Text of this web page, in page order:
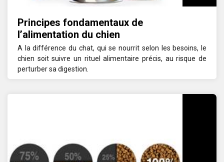
Principes fondamentaux de
l’alimentation du chien
A la différence du chat, qui se nourrit selon les besoins, le
chien soit suivre un rituel alimentaire précis, au risque de
perturber sa digestion.